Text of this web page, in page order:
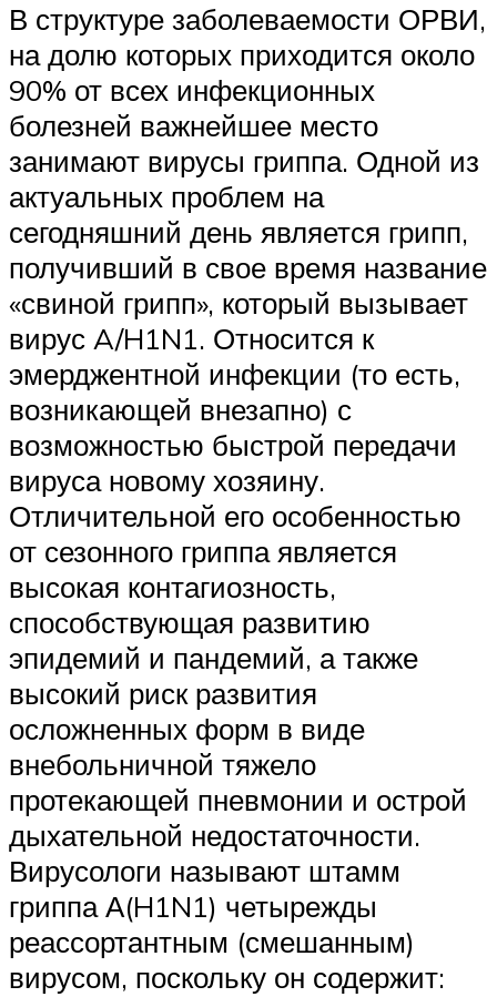
В структуре заболеваемости ОРВИ,
на долю которых приходится около
90% от всех инфекционных
болезней важнейшее место
занимают вирусы гриппа. Одной из
актуальных проблем на
сегодняшний день является грипп,
получивший в свое время название
«свиной грипп», который вызывает
вирус A/H1N1. Относится к
эмерджентной инфекции (то есть,
возникающей внезапно) с
возможностью быстрой передачи
вируса новому хозяину.
Отличительной его особенностью
от сезонного гриппа является
высокая контагиозность,
способствующая развитию
эпидемий и пандемий, а также
высокий риск развития
осложненных форм в виде
внебольничной тяжело
протекающей пневмонии и острой
дыхательной недостаточности.
Вирусологи называют штамм
гриппа А(H1N1) четырежды
реассортантным (смешанным)
вирусом, поскольку он содержит: